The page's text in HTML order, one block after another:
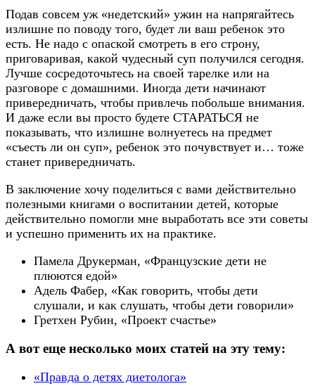
Подав совсем уж «недетский» ужин на напрягайтесь
излишне по поводу того, будет ли ваш ребенок это
есть. Не надо с опаской смотреть в его строну,
приговаривая, какой чудесный суп получился сегодня.
Лучше сосредоточьтесь на своей тарелке или на
разговоре с домашними. Иногда дети начинают
привередничать, чтобы привлечь побольше внимания.
И даже если вы просто будете СТАРАТЬСЯ не
показывать, что излишне волнуетесь на предмет
«съесть ли он суп», ребенок это почувствует и… тоже
станет привередничать.
В заключение хочу поделиться с вами действительно
полезными книгами о воспитании детей, которые
действительно помогли мне выработать все эти советы
и успешно применить их на практике.
Памела Друкерман, «Французские дети не
плюются едой»
Адель Фабер, «Как говорить, чтобы дети
слушали, и как слушать, чтобы дети говорили»
Гретхен Рубин, «Проект счастье»
А вот еще несколько моих статей на эту тему:
«Правда о детях диетолога»